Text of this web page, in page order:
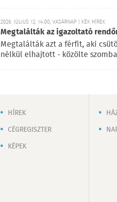
2026. JÚLIUS 12. 14:00, VASÁRNAP | KÉK HÍREK
Megtalálták az igazoltató
Megtalálták azt a férfit, aki
nélkül elhajtott - közölte
HÍREK
CÉGREGISZTER
KÉPEK